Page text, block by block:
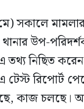
সকালে
থানার উপ-
তথ্য নিছিত
টেস্ট রিপোর্ট
কাজ চলছে।